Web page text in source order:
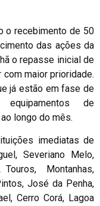
o recebimento de 50
das ações da
o repasse inicial de
maior prioridade.
já estão em fase de
de
longo do mês.
imediatas de
Severiano Melo,
Touros, Montanhas,
José da Penha,
Cerro Corá, Lagoa